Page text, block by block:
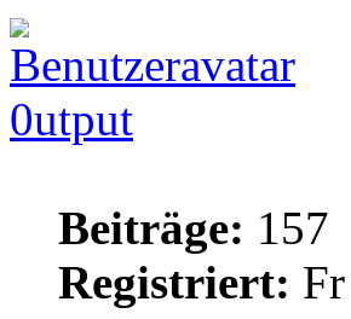
0utput
Beiträge: 157
Registriert: